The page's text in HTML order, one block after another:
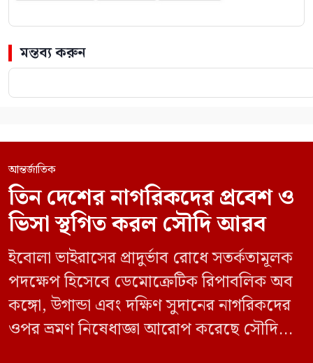
মন্তব্য করুন
আন্তর্জাতিক
তিন দেশের নাগরিকদের প্রবেশ ও
ভিসা স্থগিত করল সৌদি আরব
ইবোলা ভাইরাসের প্রাদুর্ভাব রোধে সতর্কতামূলক
পদক্ষেপ হিসেবে ডেমোক্রেটিক রিপাবলিক অব
কঙ্গো, উগান্ডা এবং দক্ষিণ সুদানের নাগরিকদের
ওপর ভ্রমণ নিষেধাজ্ঞা আরোপ করেছে সৌদি